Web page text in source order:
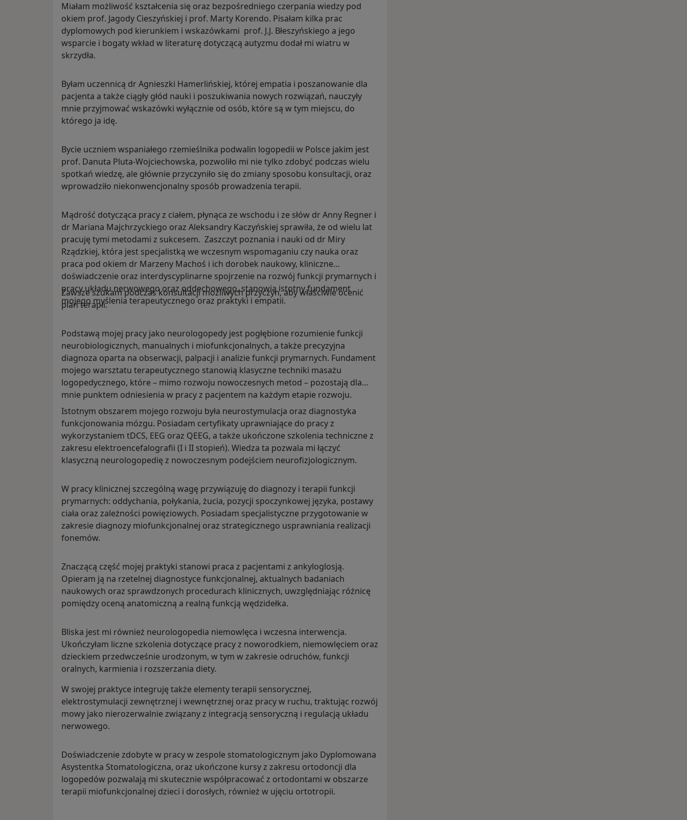
Miałam możliwość kształcenia się oraz bezpośredniego czerpania wiedzy pod
okiem prof. Jagody Cieszyńskiej i prof. Marty Korendo. Pisałam kilka prac
dyplomowych pod kierunkiem i wskazówkami prof. J.J. Błeszyńskiego a jego
wsparcie i bogaty wkład w literaturę dotyczącą autyzmu dodał mi wiatru w
skrzydła.
Byłam uczennicą dr Agnieszki Hamerlińskiej, której empatia i poszanowanie dla
pacjenta a także ciągły głód nauki i poszukiwania nowych rozwiązań, nauczyły
mnie przyjmować wskazówki wyłącznie od osób, które są w tym miejscu, do
którego ja idę.
Bycie uczniem wspaniałego rzemieślnika podwalin logopedii w Polsce jakim jest
prof. Danuta Pluta-Wojciechowska, pozwoliło mi nie tylko zdobyć podczas wielu
spotkań wiedzę, ale głównie przyczyniło się do zmiany sposobu konsultacji, oraz
wprowadziło niekonwencjonalny sposób prowadzenia terapii.
Mądrość dotycząca pracy z ciałem, płynąca ze wschodu i ze słów dr Anny Regner i
dr Mariana Majchrzyckiego oraz Aleksandry Kaczyńskiej sprawiła, że od wielu lat
pracuję tymi metodami z sukcesem. Zaszczyt poznania i nauki od dr Miry
Rządzkiej, która jest specjalistką we wczesnym wspomaganiu czy nauka oraz
praca pod okiem dr Marzeny Machoś i ich dorobek naukowy, kliniczne
doświadczenie oraz interdyscyplinarne spojrzenie na rozwój funkcji prymarnych i
pracy układu nerwowego oraz oddechowego, stanowią istotny fundament
mojego myślenia terapeutycznego oraz praktyki i empatii.
Zawsze szukam podczas konsultacji możliwych przyczyn, aby właściwie ocenić
plan terapii.
Podstawą mojej pracy jako neurologopedy jest pogłębione rozumienie funkcji
neurobiologicznych, manualnych i miofunkcjonalnych, a także precyzyjna
diagnoza oparta na obserwacji, palpacji i analizie funkcji prymarnych. Fundament
mojego warsztatu terapeutycznego stanowią klasyczne techniki masażu
logopedycznego, które – mimo rozwoju nowoczesnych metod – pozostają dla
mnie punktem odniesienia w pracy z pacjentem na każdym etapie rozwoju.
Istotnym obszarem mojego rozwoju była neurostymulacja oraz diagnostyka
funkcjonowania mózgu. Posiadam certyfikaty uprawniające do pracy z
wykorzystaniem tDCS, EEG oraz QEEG, a także ukończone szkolenia techniczne z
zakresu elektroencefalografii (I i II stopień). Wiedza ta pozwala mi łączyć
klasyczną neurologopedię z nowoczesnym podejściem neurofizjologicznym.
W pracy klinicznej szczególną wagę przywiązuję do diagnozy i terapii funkcji
prymarnych: oddychania, połykania, żucia, pozycji spoczynkowej języka, postawy
ciała oraz zależności powięziowych. Posiadam specjalistyczne przygotowanie w
zakresie diagnozy miofunkcjonalnej oraz strategicznego usprawniania realizacji
fonemów.
Znaczącą część mojej praktyki stanowi praca z pacjentami z ankyloglosją.
Opieram ją na rzetelnej diagnostyce funkcjonalnej, aktualnych badaniach
naukowych oraz sprawdzonych procedurach klinicznych, uwzględniając różnicę
pomiędzy oceną anatomiczną a realną funkcją wędzidełka.
Bliska jest mi również neurologopedia niemowlęca i wczesna interwencja.
Ukończyłam liczne szkolenia dotyczące pracy z noworodkiem, niemowlęciem oraz
dzieckiem przedwcześnie urodzonym, w tym w zakresie odruchów, funkcji
oralnych, karmienia i rozszerzania diety.
W swojej praktyce integruję także elementy terapii sensorycznej,
elektrostymulacji zewnętrznej i wewnętrznej oraz pracy w ruchu, traktując rozwój
mowy jako nierozerwalnie związany z integracją sensoryczną i regulacją układu
nerwowego.
Doświadczenie zdobyte w pracy w zespole stomatologicznym jako Dyplomowana
Asystentka Stomatologiczna, oraz ukończone kursy z zakresu ortodoncji dla
logopedów pozwalają mi skutecznie współpracować z ortodontami w obszarze
terapii miofunkcjonalnej dzieci i dorosłych, również w ujęciu ortotropii.